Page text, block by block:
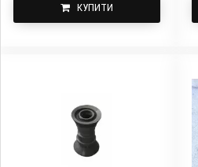
КУПИТИ